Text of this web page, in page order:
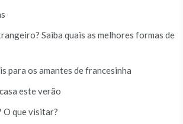
Saiba quais as melhores formas de
para os amantes de francesinha
este verão
O que visitar?